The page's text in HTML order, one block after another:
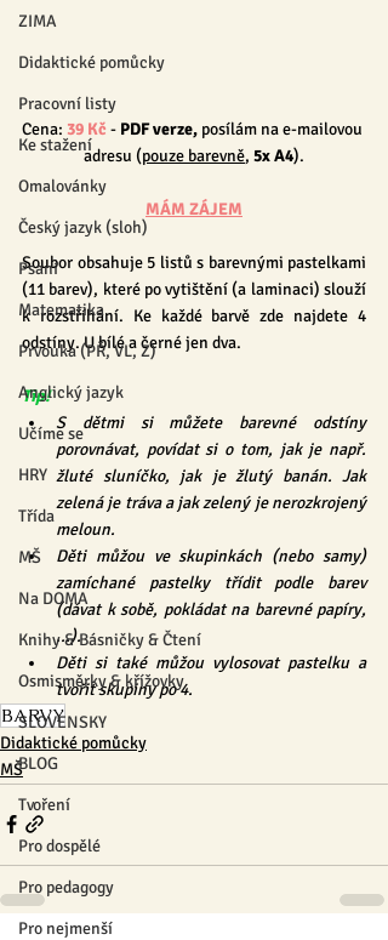
ZIMA
Didaktické pomůcky
Pracovní listy
Ke stažení
Omalovánky
Český jazyk (sloh)
Psaní
Matematika
Prvouka (PŘ, VL, Z)
Anglický jazyk
Učíme se
HRY
Třída
MŠ
Na DOMA
Knihy & Básničky & Čtení
Osmisměrky & křížovky
SLOVENSKY
BLOG
Tvoření
Pro dospělé
Pro pedagogy
Pro nejmenší
Cena: 39 Kč - PDF verze, posílám na e-mailovou
adresu (pouze barevně, 5x A4).
MÁM ZÁJEM
Soubor obsahuje 5 listů s barevnými pastelkami
(11 barev), které po vytištění (a laminaci) slouží
k rozstříhání. Ke každé barvě zde najdete 4
odstíny. U bílé a černé jen dva.
Tip!
S dětmi si můžete barevné odstíny
porovnávat, povídat si o tom, jak je např.
žluté sluníčko, jak je žlutý banán. Jak
zelená je tráva a jak zelený je nerozkrojený
meloun.
Děti můžou ve skupinkách (nebo samy)
zamíchané pastelky třídit podle barev
(dávat k sobě, pokládat na barevné papíry,
...).
Děti si také můžou vylosovat pastelku a
tvořit skupiny po 4.
BARVY
Didaktické pomůcky
MŠ